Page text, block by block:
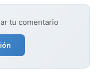
tu comentario